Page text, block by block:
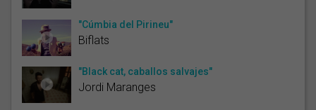
"Cúmbia del Pirineu"
Biflats
"Black cat, caballos salvajes"
Jordi Maranges